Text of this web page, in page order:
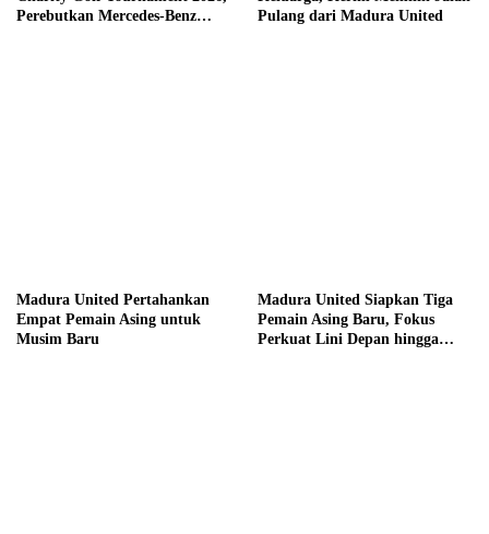
Perebutkan Mercedes-Benz
Pulang dari Madura United
Madura United Pertahankan
Empat Pemain Asing untuk
Musim Baru
Madura United Siapkan Tiga
Pemain Asing Baru, Fokus
Perkuat Lini Depan hingga